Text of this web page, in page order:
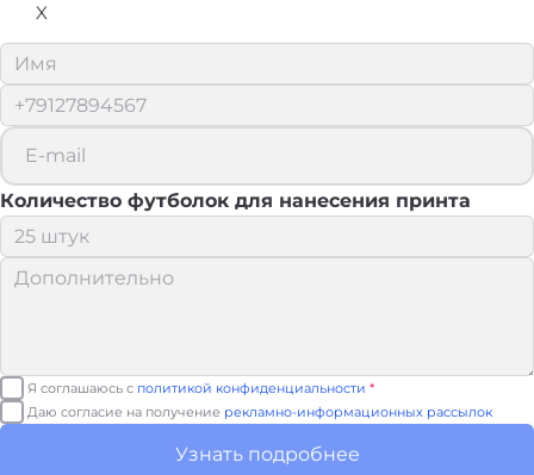
X
Количество футболок для нанесения принта
Я соглашаюсь с политикой конфиденциальности *
Даю согласие на получение рекламно-информационных рассылок
Узнать подробнее